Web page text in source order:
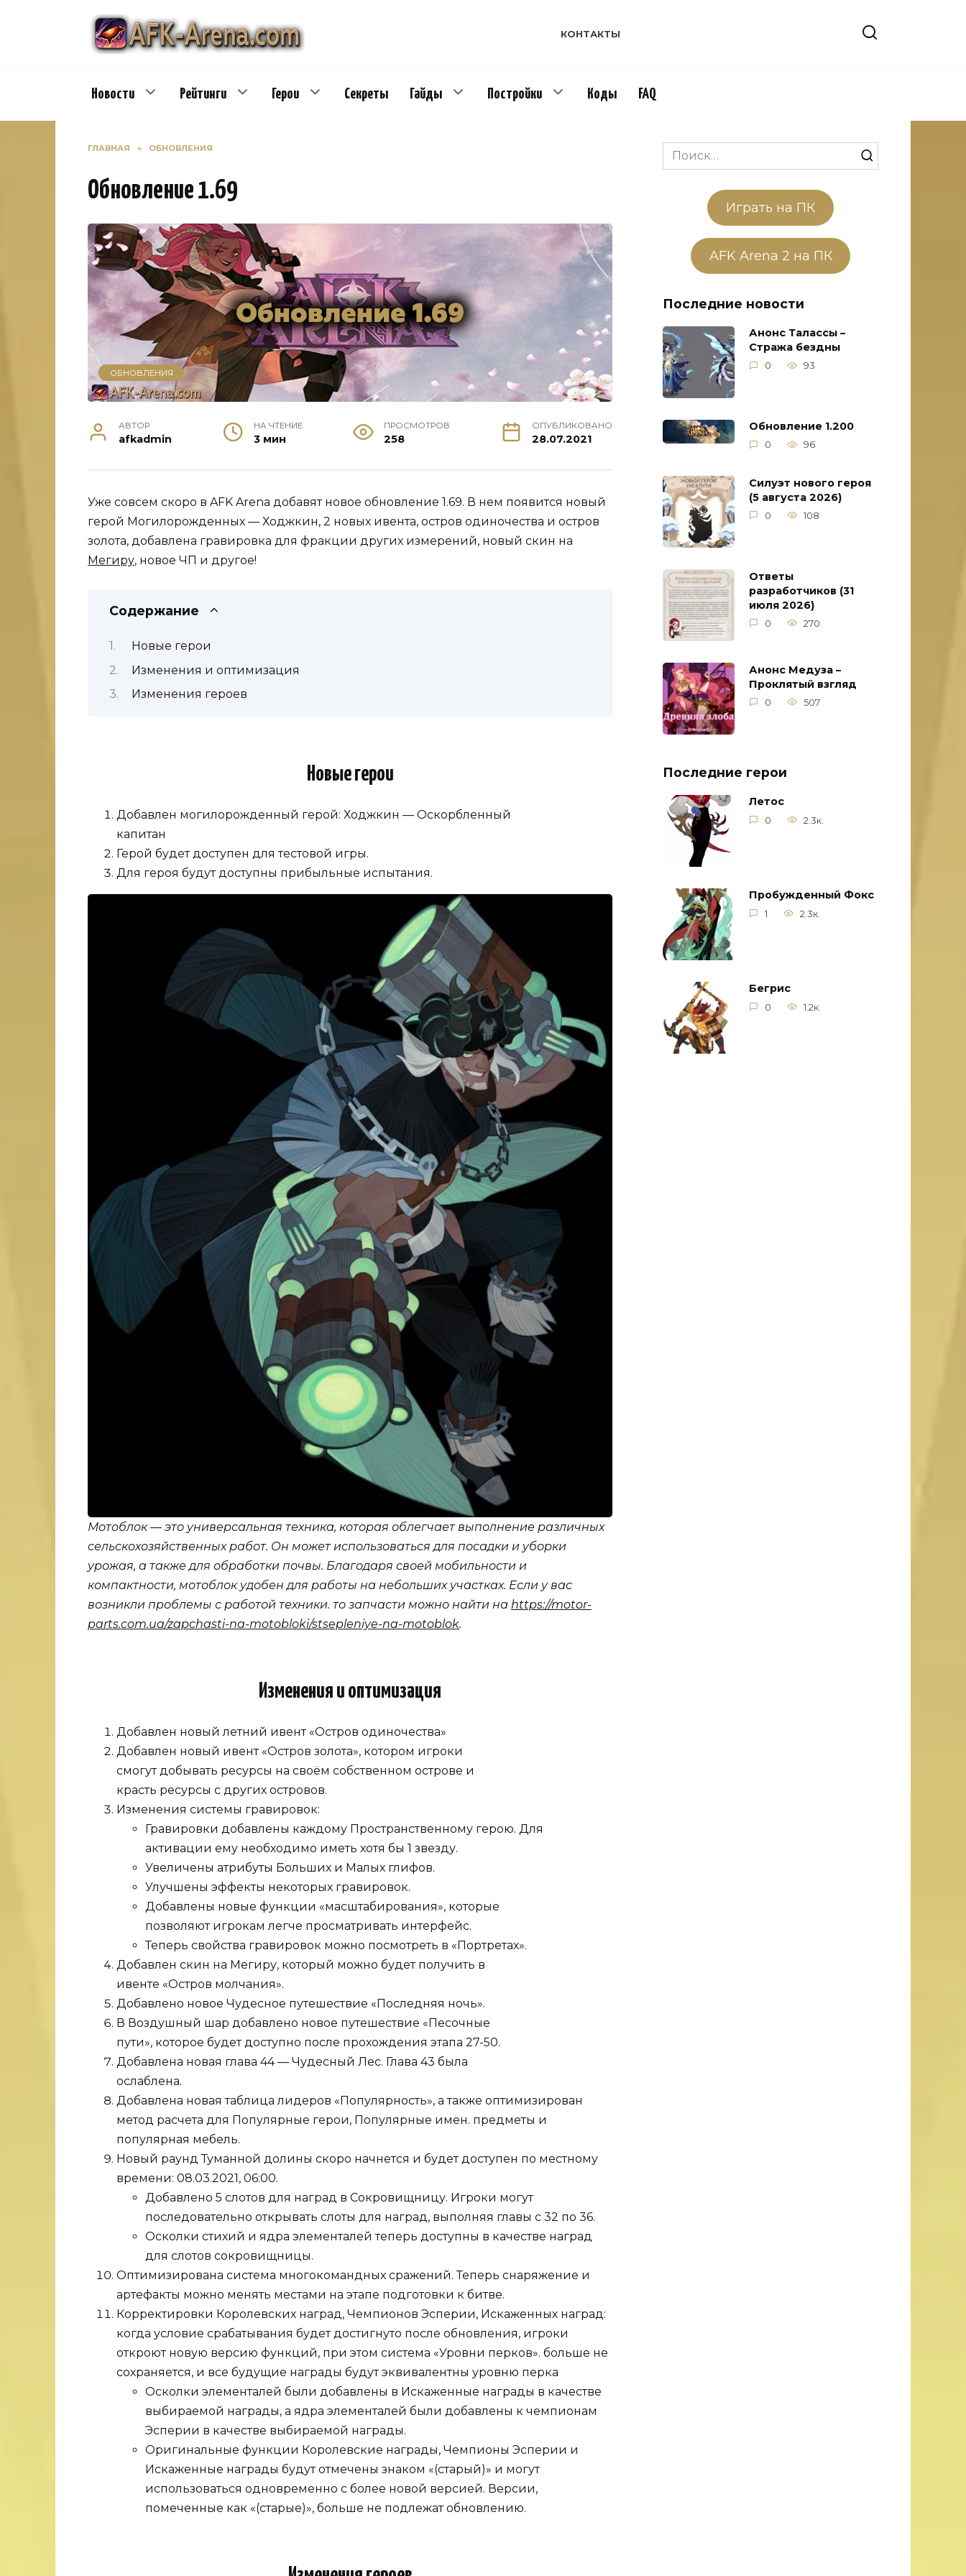
КОНТАКТЫ
Новости Рейтинги Герои Секреты Гайды Постройки Коды FAQ
ГЛАВНАЯ » ОБНОВЛЕНИЯ
Обновление 1.69
ОБНОВЛЕНИЯ
АВТОР
afkadmin
НА ЧТЕНИЕ
3 мин
ПРОСМОТРОВ
258
ОПУБЛИКОВАНО
28.07.2021
Уже совсем скоро в AFK Arena добавят новое обновление 1.69. В нем появится новый
герой Могилорожденных — Ходжкин, 2 новых ивента, остров одиночества и остров
золота, добавлена гравировка для фракции других измерений, новый скин на
Мегиру, новое ЧП и другое!
Содержание
Новые герои
Изменения и оптимизация
Изменения героев
Новые герои
Добавлен могилорожденный герой: Ходжкин — Оскорбленный
капитан
Герой будет доступен для тестовой игры.
Для героя будут доступны прибыльные испытания.
Мотоблок — это универсальная техника, которая облегчает выполнение различных
сельскохозяйственных работ. Он может использоваться для посадки и уборки
урожая, а также для обработки почвы. Благодаря своей мобильности и
компактности, мотоблок удобен для работы на небольших участках. Если у вас
возникли проблемы с работой техники. то запчасти можно найти на https://motor-
parts.com.ua/zapchasti-na-motobloki/stsepleniye-na-motoblok.
Изменения и оптимизация
Добавлен новый летний ивент «Остров одиночества»
Добавлен новый ивент «Остров золота», котором игроки
смогут добывать ресурсы на своём собственном острове и
красть ресурсы с других островов.
Изменения системы гравировок:
Гравировки добавлены каждому Пространственному герою. Для
активации ему необходимо иметь хотя бы 1 звезду.
Увеличены атрибуты Больших и Малых глифов.
Улучшены эффекты некоторых гравировок.
Добавлены новые функции «масштабирования», которые
позволяют игрокам легче просматривать интерфейс.
Теперь свойства гравировок можно посмотреть в «Портретах».
Добавлен скин на Мегиру, который можно будет получить в
ивенте «Остров молчания».
Добавлено новое Чудесное путешествие «Последняя ночь».
В Воздушный шар добавлено новое путешествие «Песочные
пути», которое будет доступно после прохождения этапа 27-50.
Добавлена новая глава 44 — Чудесный Лес. Глава 43 была
ослаблена.
Добавлена новая таблица лидеров «Популярность», а также оптимизирован
метод расчета для Популярные герои, Популярные имен. предметы и
популярная мебель.
Новый раунд Туманной долины скоро начнется и будет доступен по местному
времени: 08.03.2021, 06:00.
Добавлено 5 слотов для наград в Сокровищницу. Игроки могут
последовательно открывать слоты для наград, выполняя главы с 32 по 36.
Осколки стихий и ядра элементалей теперь доступны в качестве наград
для слотов сокровищницы.
Оптимизирована система многокомандных сражений. Теперь снаряжение и
артефакты можно менять местами на этапе подготовки к битве.
Корректировки Королевских наград, Чемпионов Эсперии, Искаженных наград:
когда условие срабатывания будет достигнуто после обновления, игроки
откроют новую версию функций, при этом система «Уровни перков». больше не
сохраняется, и все будущие награды будут эквивалентны уровню перка
Осколки элементалей были добавлены в Искаженные награды в качестве
выбираемой награды, а ядра элементалей были добавлены к чемпионам
Эсперии в качестве выбираемой награды.
Оригинальные функции Королевские награды, Чемпионы Эсперии и
Искаженные награды будут отмечены знаком «(старый)» и могут
использоваться одновременно с более новой версией. Версии,
помеченные как «(старые)», больше не подлежат обновлению.
Search
for:
Играть на ПК
AFK Arena 2 на ПК
Последние новости
Анонс Талассы –
Стража бездны
0 93
Обновление 1.200
0 96
Силуэт нового героя
(5 августа 2026)
0 108
Ответы
разработчиков (31
июля 2026)
0 270
Анонс Медуза –
Проклятый взгляд
0 507
Последние герои
Летос
0 2.3к.
Пробужденный Фокс
1 2.3к.
Бегрис
0 1.2к.